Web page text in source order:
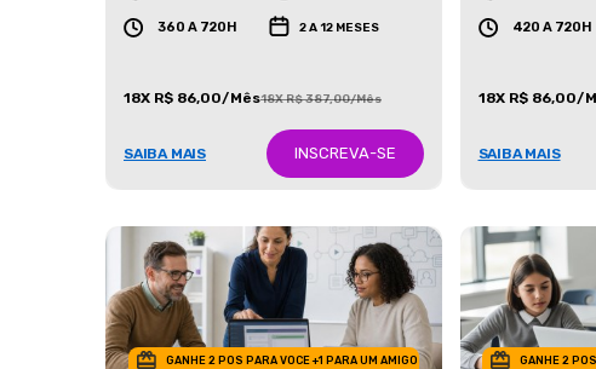
360 A 720H 2 A 12 MESES
18X R$ 86,00/Mês18X R$ 387,00/Mês
SAIBA MAIS INSCREVA-SE
420 A 720H
18X R$ 86,00/
SAIBA MAIS
GANHE 2 POS PARA VOCE +1 PARA UM AMIGO GANHE 2